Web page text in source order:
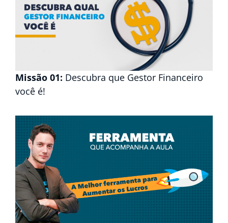
Missão 01: Descubra que Gestor Financeiro
você é!